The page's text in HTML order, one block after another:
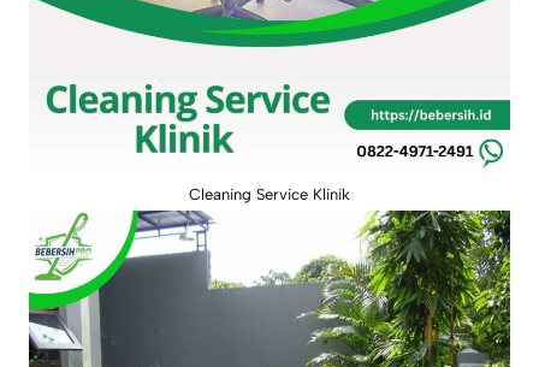
Cleaning Service Klinik